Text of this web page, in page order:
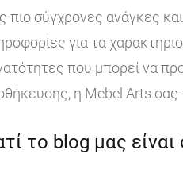
πιο σύγχρονες ανάγκες
για τα
που μπορεί να
η Mebel Arts σας
το blog μας